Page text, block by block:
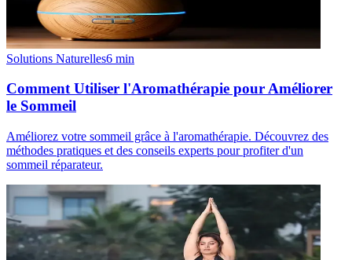
Solutions Naturelles6 min
Comment Utiliser l'Aromathérapie pour Améliorer
le Sommeil
Améliorez votre sommeil grâce à l'aromathérapie. Découvrez des
méthodes pratiques et des conseils experts pour profiter d'un
sommeil réparateur.